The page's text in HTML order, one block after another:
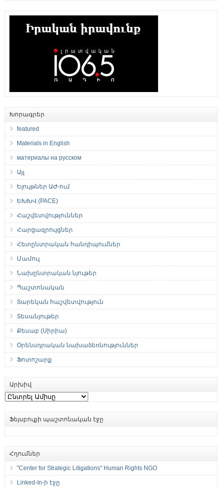
Խորագրեր
featured
Materials in English
материалы на русском
Այլ
Ելույթներ ԱԺ-ում
ԵԽԽՎ (PACE)
Հաշվետվություններ
Հարցազրույցներ
Հետընտրական հանդիպումներ
Մամուլ
Նախընտրական նյութեր
Պաշտոնական
Տարեկան հաշվետվություն
Տեսանյութեր
Քեսաբ (Սիրիա)
Օրենսդրական նախաձեռնություններ
Ֆոտոշարք
Արխիվ
Արխիվ
Ֆեյսբուքի պաշտոնական էջը
Հղումներ
"Center for Strategic Litigations" Human Rights NGO
Linked-In-ի էջը